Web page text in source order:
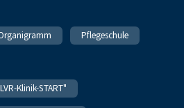
Pflegeschule
Klinik-START"